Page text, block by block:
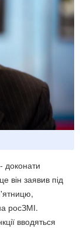
доконати
він заявив під
росЗМІ.
вводяться